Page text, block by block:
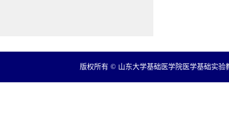
版权所有 © 山东大学基础医学院医学基础实